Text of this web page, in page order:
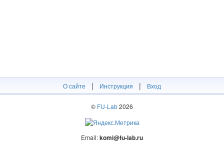
О сайте | Инструкция | Вход
© FU-Lab2026
Email:komi@fu-lab.ru